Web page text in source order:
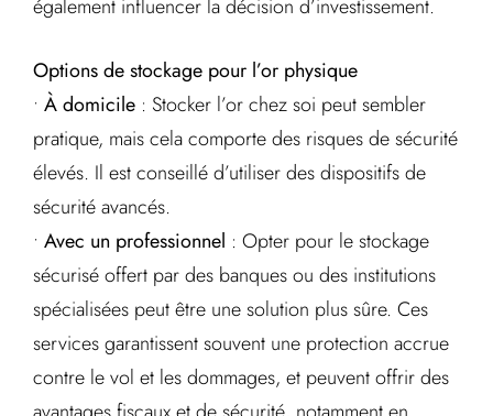
également influencer la décision d’investissement.
Options de stockage pour l’or physique
• À domicile : Stocker l’or chez soi peut sembler
pratique, mais cela comporte des risques de sécurité
élevés. Il est conseillé d’utiliser des dispositifs de
sécurité avancés.
• Avec un professionnel : Opter pour le stockage
sécurisé offert par des banques ou des institutions
spécialisées peut être une solution plus sûre. Ces
services garantissent souvent une protection accrue
contre le vol et les dommages, et peuvent offrir des